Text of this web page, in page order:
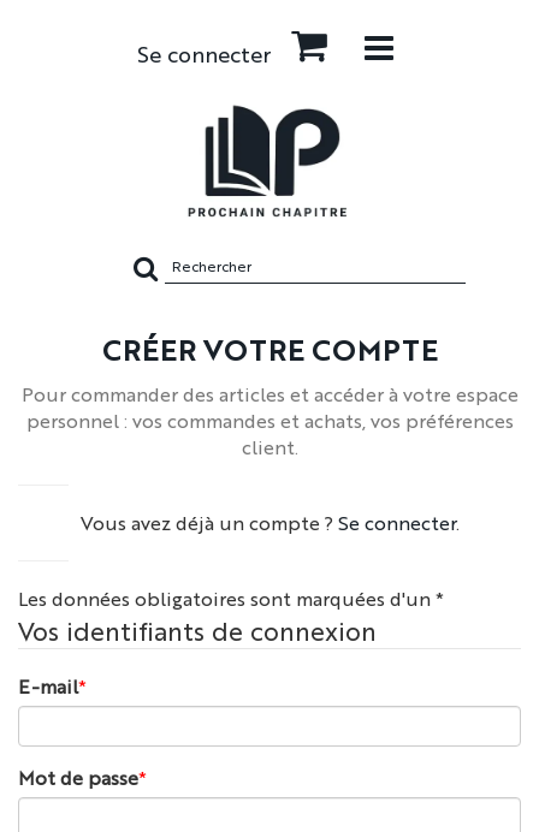
Se connecter
sur
site
CRÉER VOTRE COMPTE
Pour commander des articles et accéder à votre espace
personnel : vos commandes et achats, vos préférences
client.
Vous avez déjà un compte ? Se connecter.
Les données obligatoires sont marquées d'un *
Vos identifiants de connexion
E-mail*
Mot de passe*